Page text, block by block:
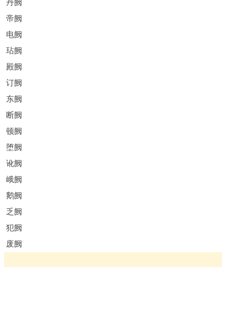
丹阙
帝阙
电阙
玷阙
殿阙
订阙
东阙
断阙
顿阙
堕阙
讹阙
峨阙
鹅阙
乏阙
犯阙
废阙